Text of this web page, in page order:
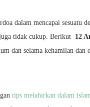
dalam mencapai sesuatu
tidak cukup. Berikut 12
dan selama kehamilan dan
tips melahirkan dalam